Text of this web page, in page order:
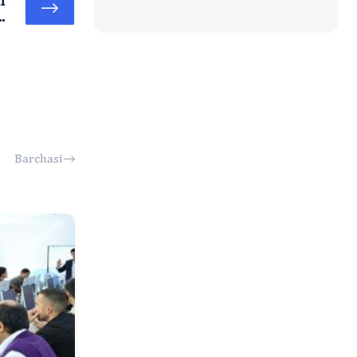
Barchasi